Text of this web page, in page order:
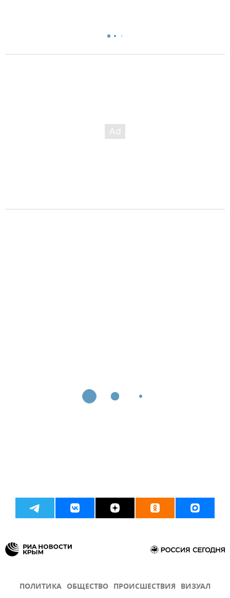
ПОЛИТИКА ОБЩЕСТВО ПРОИСШЕСТВИЯ ВИЗУАЛ